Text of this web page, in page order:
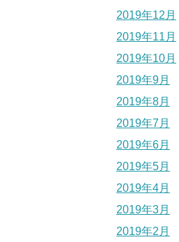
2019年12月
2019年11月
2019年10月
2019年9月
2019年8月
2019年7月
2019年6月
2019年5月
2019年4月
2019年3月
2019年2月